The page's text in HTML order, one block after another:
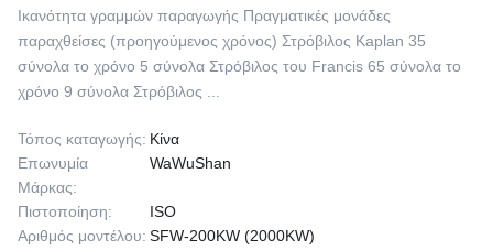
Ικανότητα γραμμών παραγωγής Πραγματικές μονάδες
παραχθείσες (προηγούμενος χρόνος) Στρόβιλος Kaplan 35
σύνολα το χρόνο 5 σύνολα Στρόβιλος του Francis 65 σύνολα το
χρόνο 9 σύνολα Στρόβιλος ...
Τόπος καταγωγής: Κίνα
Επωνυμία
Μάρκας:
WaWuShan
Πιστοποίηση:
ISO
Αριθμός μοντέλου: SFW-200KW (2000KW)